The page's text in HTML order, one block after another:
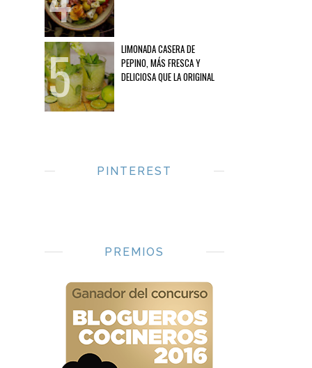
LIMONADA CASERA DE
PEPINO, MÁS FRESCA Y
DELICIOSA QUE LA ORIGINAL
PINTEREST
PREMIOS